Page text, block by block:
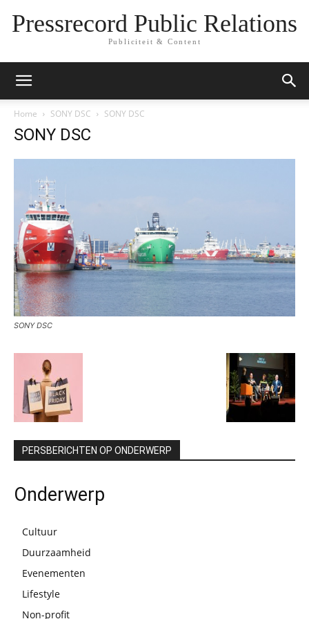
Pressrecord Public Relations
Publiciteit & Content
Home SONY DSC SONY DSC
SONY DSC
SONY DSC
PERSBERICHTEN OP ONDERWERP
Onderwerp
Cultuur
Duurzaamheid
Evenementen
Lifestyle
Non-profit